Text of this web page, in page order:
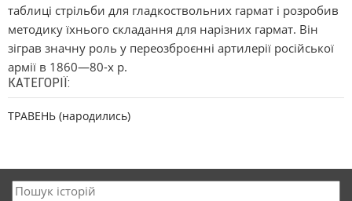
таблиці стрільби для гладкоствольних гармат і розробив
методику їхнього складання для нарізних гармат. Він
зіграв значну роль у переозброєнні артилерії російської
армії в 1860—80-х р.
КАТЕГОРІЇ:
ТРАВЕНЬ (народились)